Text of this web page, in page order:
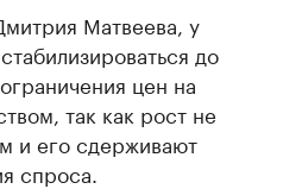
Матвеева, у
до
цен на
так как рост не
и его сдерживают
спроса.